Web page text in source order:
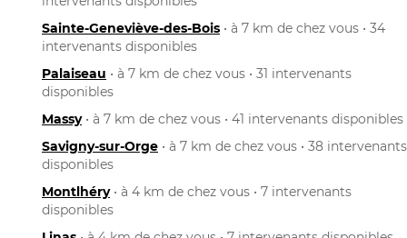
Sainte-Geneviève-des-Bois • à 7 km de chez vous • 34
intervenants disponibles
Palaiseau • à 7 km de chez vous • 31 intervenants
disponibles
Massy• à 7 km de chez vous • 41 intervenants disponibles
Savigny-sur-Orge • à 7 km de chez vous • 38 intervenants
disponibles
Montlhéry• à 4 km de chez vous • 7 intervenants
disponibles